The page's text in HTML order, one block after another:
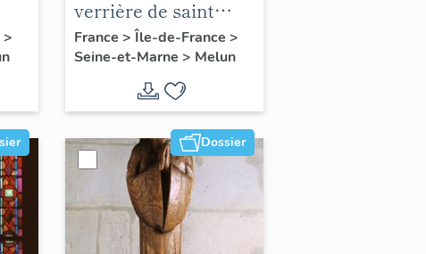
>
verrière de saint
François
France > Île-de-France >
Seine-et-Marne > Melun
Dossier